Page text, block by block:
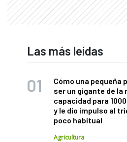
Las más leídas
Cómo una pequeña
ser un gigante de la
capacidad para
y le dio impulso al
poco habitual
Agricultura